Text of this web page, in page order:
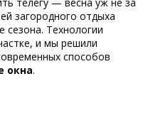
загородного отдыха
Технологии
и мы решили
способов
окна.